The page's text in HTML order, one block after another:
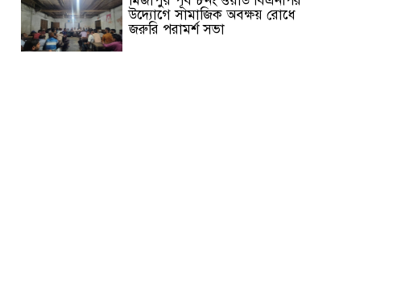
উদ্যোগে সামাজিক অবক্ষয় রোধে
জরুরি পরামর্শ সভা